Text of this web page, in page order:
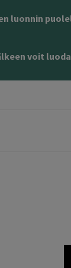
luonnin
voit